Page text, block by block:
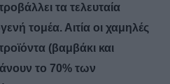
τα τελευταία
τομέα. Αιτία οι χαμηλές
(βαμβάκι και
το 70% των